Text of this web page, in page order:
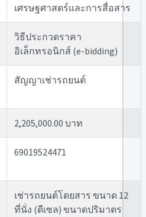
เศรษฐศาสตร์และการสื่อสาร
วิธีประกวดราคา
อิเล็กทรอนิกส์ (e-bidding)
สัญญาเช่ารถยนต์
2,205,000.00 บาท
69019524471
เช่ารถยนต์โดยสาร ขนาด 12
ที่นั่ง (ดีเซล) ขนาดปริมาตร